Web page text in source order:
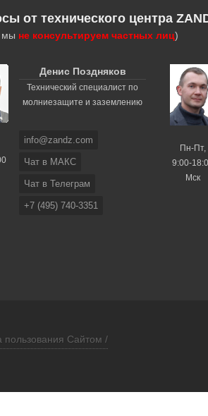
от технического центра
мы не консультируем частных лиц)
Денис Поздняков
Технический специалист по
молниезащите и заземлению
info@zandz.com
Чат в МАКС
Чат в Телеграм
+7 (495) 740-3351
Пн-Пт,
9:00-
Мск
пользования Сайтом /